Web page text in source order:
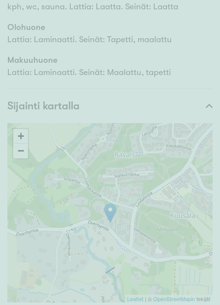
kph, wc, sauna. Lattia: Laatta. Seinät: Laatta
Olohuone
Lattia: Laminaatti. Seinät: Tapetti, maalattu
Makuuhuone
Lattia: Laminaatti. Seinät: Maalattu, tapetti
Sijainti kartalla
+
−
Leaflet | ©OpenStreetMapintekijät